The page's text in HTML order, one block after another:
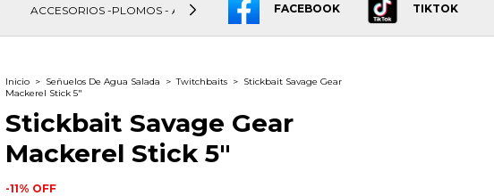
ACCESORIOS -PLOMOS - ANZUELOS LINEAS CAÑAS CARRETES
FACEBOOK TIKTOK
Inicio > Señuelos De Agua Salada > Twitchbaits > Stickbait Savage Gear
Mackerel Stick 5"
Stickbait Savage Gear
Mackerel Stick 5"
-11% OFF